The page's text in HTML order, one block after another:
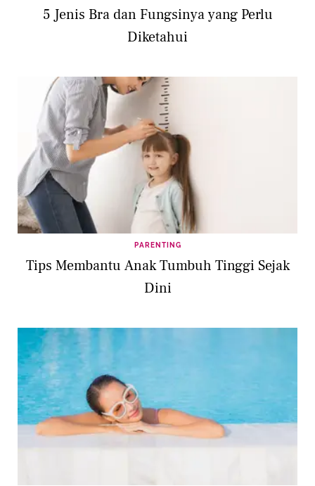
5 Jenis Bra dan Fungsinya yang Perlu
Diketahui
PARENTING
Tips Membantu Anak Tumbuh Tinggi Sejak
Dini